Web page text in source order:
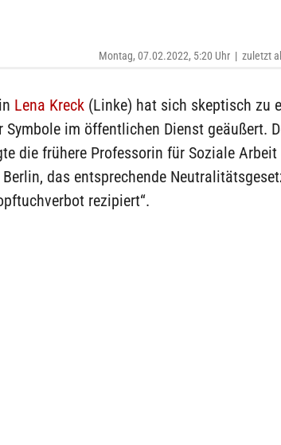
Montag, 07.02.2022, 5:20 Uhr | zuletzt
Lena Kreck (Linke) hat sich skeptisch zu
im öffentlichen Dienst geäußert.
die frühere Professorin für Soziale
das entsprechende
rezipiert“.